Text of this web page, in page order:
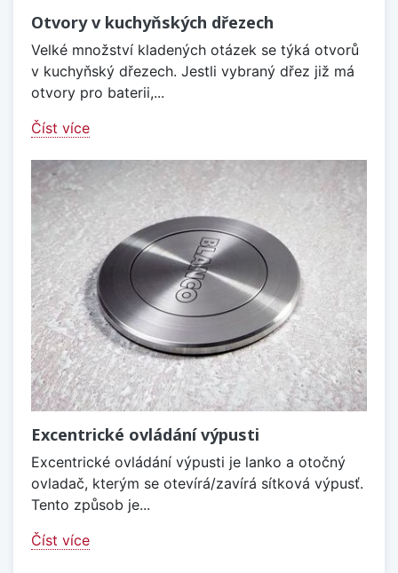
Otvory v kuchyňských dřezech
Velké množství kladených otázek se týká otvorů
v kuchyňský dřezech. Jestli vybraný dřez již má
otvory pro baterii,...
Číst více
Excentrické ovládání výpusti
Excentrické ovládání výpusti je lanko a otočný
ovladač, kterým se otevírá/zavírá sítková výpusť.
Tento způsob je...
Číst více